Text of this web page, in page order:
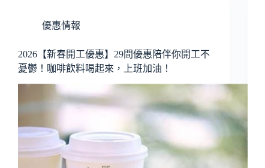
優惠情報
2026【新春開工優惠】29間優惠陪伴你開工不
憂鬱！咖啡飲料喝起來，上班加油！